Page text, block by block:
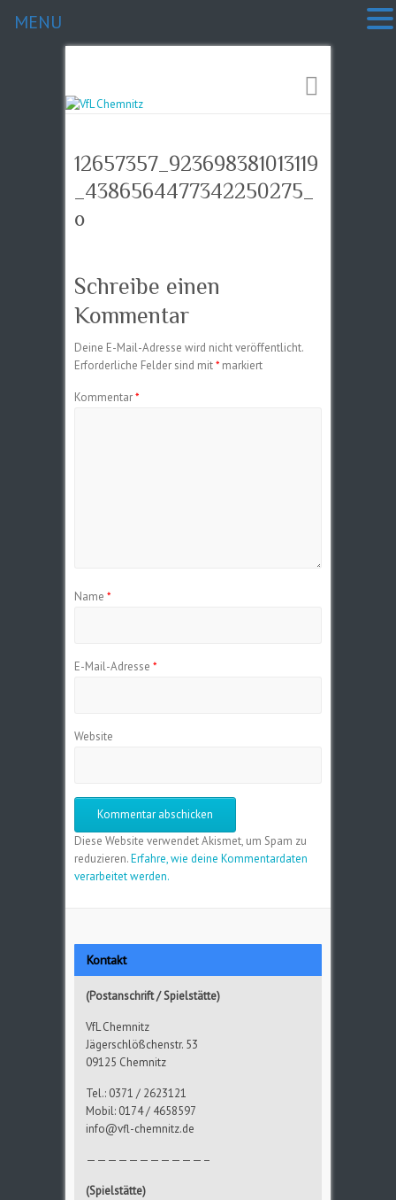
12657357_923698381013119
_4386564477342250275_
o
Schreibe einen
Kommentar
Deine E-Mail-Adresse wird nicht veröffentlicht.
Erforderliche Felder sind mit* markiert
Kommentar*
Name *
E-Mail-Adresse *
Website
Diese Website verwendet Akismet, um Spam zu
reduzieren.Erfahre, wie deine Kommentardaten
verarbeitet werden.
Kontakt
(Postanschrift / Spielstätte)
VfL Chemnitz
Jägerschlößchenstr. 53
09125 Chemnitz
Tel.: 0371 / 2623121
Mobil: 0174 / 4658597
info@vfl-chemnitz.de
———————————–
(Spielstätte)
MENU